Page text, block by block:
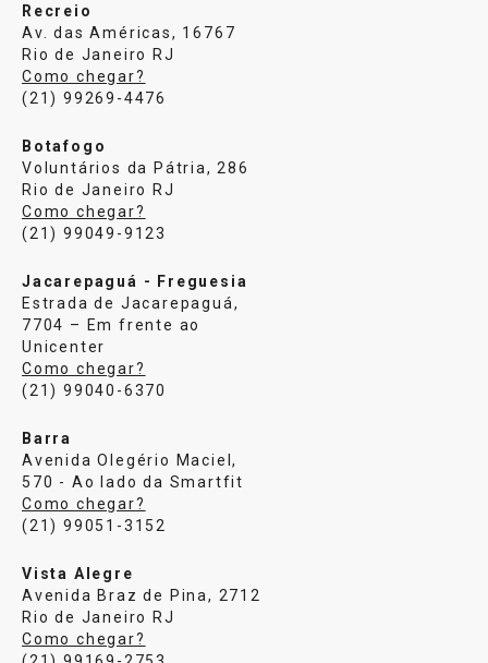
Recreio
Av. das Américas, 16767
Rio de Janeiro RJ
Como chegar?
(21) 99269-4476
Botafogo
Voluntários da Pátria, 286
Rio de Janeiro RJ
Como chegar?
(21) 99049-9123
Jacarepaguá - Freguesia
Estrada de Jacarepaguá,
7704 – Em frente ao
Unicenter
Como chegar?
(21) 99040-6370
Barra
Avenida Olegério Maciel,
570 - Ao lado da Smartfit
Como chegar?
(21) 99051-3152
Vista Alegre
Avenida Braz de Pina, 2712
Rio de Janeiro RJ
Como chegar?